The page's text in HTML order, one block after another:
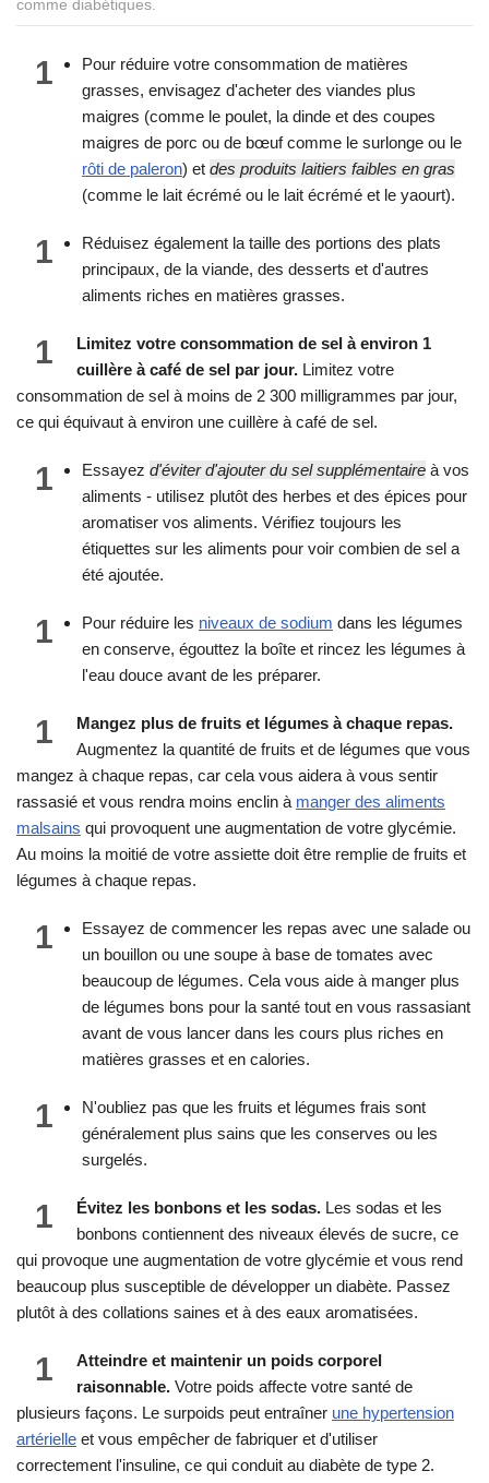
comme diabétiques.
1
Pour réduire votre consommation de matières
grasses, envisagez d'acheter des viandes plus
maigres (comme le poulet, la dinde et des coupes
maigres de porc ou de bœuf comme le surlonge ou le
rôti de paleron) et des produits laitiers faibles en gras
(comme le lait écrémé ou le lait écrémé et le yaourt).
1
Réduisez également la taille des portions des plats
principaux, de la viande, des desserts et d'autres
aliments riches en matières grasses.
1
Limitez votre consommation de sel à environ 1
cuillère à café de sel par jour. Limitez votre
consommation de sel à moins de 2 300 milligrammes par jour,
ce qui équivaut à environ une cuillère à café de sel.
1 Essayez d'éviter d'ajouter du sel supplémentaire à vos
aliments - utilisez plutôt des herbes et des épices pour
aromatiser vos aliments. Vérifiez toujours les
étiquettes sur les aliments pour voir combien de sel a
été ajoutée.
1 Pour réduire les niveaux de sodium dans les légumes
en conserve, égouttez la boîte et rincez les légumes à
l'eau douce avant de les préparer.
1
Mangez plus de fruits et légumes à chaque repas.
Augmentez la quantité de fruits et de légumes que vous
mangez à chaque repas, car cela vous aidera à vous sentir
rassasié et vous rendra moins enclin à manger des aliments
malsains qui provoquent une augmentation de votre glycémie.
Au moins la moitié de votre assiette doit être remplie de fruits et
légumes à chaque repas.
1
Essayez de commencer les repas avec une salade ou
un bouillon ou une soupe à base de tomates avec
beaucoup de légumes. Cela vous aide à manger plus
de légumes bons pour la santé tout en vous rassasiant
avant de vous lancer dans les cours plus riches en
matières grasses et en calories.
1
N'oubliez pas que les fruits et légumes frais sont
généralement plus sains que les conserves ou les
surgelés.
1 Évitez les bonbons et les sodas. Les sodas et les
bonbons contiennent des niveaux élevés de sucre, ce
qui provoque une augmentation de votre glycémie et vous rend
beaucoup plus susceptible de développer un diabète. Passez
plutôt à des collations saines et à des eaux aromatisées.
1
Atteindre et maintenir un poids corporel
raisonnable. Votre poids affecte votre santé de
plusieurs façons. Le surpoids peut entraîner une hypertension
artérielle et vous empêcher de fabriquer et d'utiliser
correctement l'insuline, ce qui conduit au diabète de type 2.